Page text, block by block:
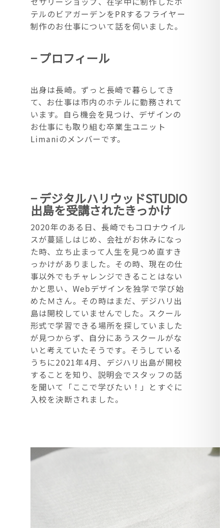
テルのビアガーデンをPRするフライヤー
制作のお仕事について話を伺いました。
− プロフィール
出身は長崎。ずっと長崎で暮らしてき
て、お仕事は市内のホテルに勤務されて
います。自ら機会を見つけ、デザインの
お仕事にも取り組む卒業生ユニット
Limaniのメンバーです。
− デジタルハリウッドSTUDIO
出島を受講されたきっかけ
2020年のある日、長崎でもコロナウイル
スが蔓延しはじめ、会社がお休みになっ
た時、立ち止まって人生を見つめ直すき
っかけがありました。その時、現在の仕
事以外でもチャレンジできることはない
かと思い、Webデザインを独学で学び始
めたＭさん。 その時はまだ、デジハリ出
島は開校していませんでした。スクール
形式で学習できる場所を探していました
が見つからず、自分にあうスクールがな
いと考えていたそうです。そうしている
うちに2021年4月、デジハリ出島が開校
することを知り、説明会でスタッフの話
を聞いて「ここで学びたい！」とすぐに
入校を決断されました。